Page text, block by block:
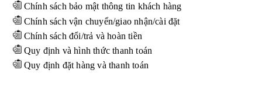
Chính sách bảo mật thông tin khách hàng
Chính sách vận chuyển/giao nhận/cài đặt
Chính sách đổi/trả và hoàn tiền
Quy định và hình thức thanh toán
Quy định đặt hàng và thanh toán